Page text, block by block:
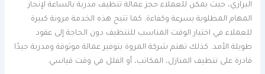
البراري، حيث يمكن للعملاء حجز عمالة تنظيف مدربة بالساعة لإنجاز
المهام المطلوبة بسرعة وكفاءة. كما تتيح هذه الخدمة مرونة كبيرة
للعملاء في اختيار الوقت المناسب للتنظيف دون الحاجة إلى عقود
طويلة الأمد. كذلك تهتم شركة المروة بتوفير عمالة موثوقة ومدربة جيدًا
قادرة على تنظيف المنازل، المكاتب، أو الفلل في وقت قياسي.